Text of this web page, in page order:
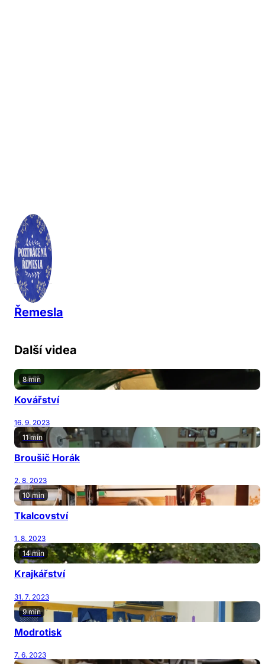
Řemesla
Další videa
8 min
Kovářství
16. 9. 2023
11 min
Broušič Horák
2. 8. 2023
10 min
Tkalcovství
1. 8. 2023
14 min
Krajkářství
31. 7. 2023
9 min
Modrotisk
7. 6. 2023